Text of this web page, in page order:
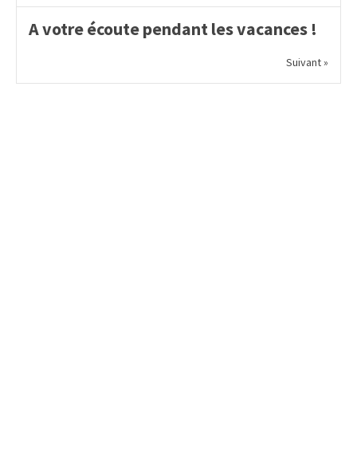
A votre écoute pendant les vacances !
Suivant »